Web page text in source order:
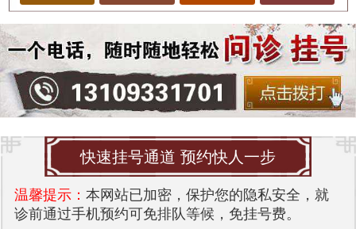
快速挂号通道 预约快人一步
温馨提示： 本网站已加密，保护您的隐私安全，就
诊前通过手机预约可免排队等候，免挂号费。